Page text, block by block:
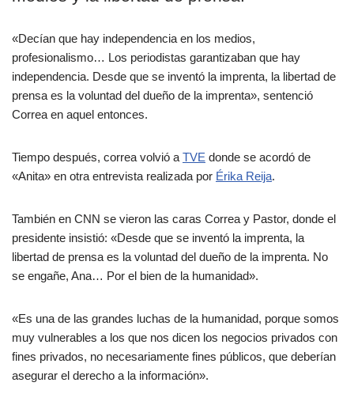
«Decían que hay independencia en los medios,
profesionalismo… Los periodistas garantizaban que hay
independencia. Desde que se inventó la imprenta, la libertad de
prensa es la voluntad del dueño de la imprenta», sentenció
Correa en aquel entonces.
Tiempo después, correa volvió a TVE donde se acordó de
«Anita» en otra entrevista realizada por Érika Reija.
También en CNN se vieron las caras Correa y Pastor, donde el
presidente insistió: «Desde que se inventó la imprenta, la
libertad de prensa es la voluntad del dueño de la imprenta. No
se engañe, Ana… Por el bien de la humanidad».
«Es una de las grandes luchas de la humanidad, porque somos
muy vulnerables a los que nos dicen los negocios privados con
fines privados, no necesariamente fines públicos, que deberían
asegurar el derecho a la información».